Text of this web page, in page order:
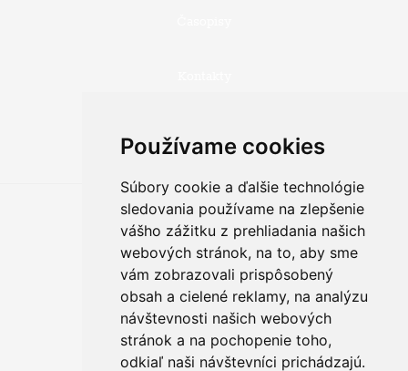
Používame cookies
Súbory cookie a ďalšie technológie
sledovania používame na zlepšenie
vášho zážitku z prehliadania našich
webových stránok, na to, aby sme
vám zobrazovali prispôsobený
obsah a cielené reklamy, na analýzu
návštevnosti našich webových
stránok a na pochopenie toho,
odkiaľ naši návštevníci prichádzajú.
JAZYKOVA MUTACIA:
PÄTIČKA:
2026
© ŠTÁTNY PEDAGOGICKÝ ÚSTAV